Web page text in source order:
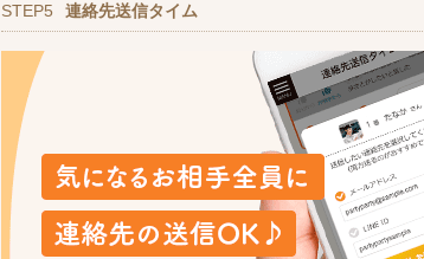
STEP5 連絡先送信タイム